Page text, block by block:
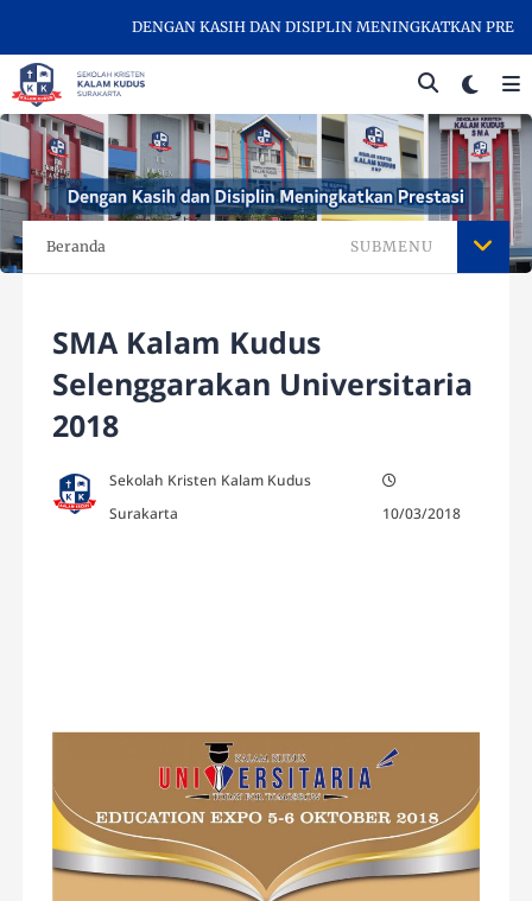
DENGAN KASIH DAN DISIPLIN MENINGKATKAN
Beranda SUBMENU
SMA Kalam Kudus
Selenggarakan Universitaria
2018
Sekolah Kristen Kalam Kudus
Surakarta
10/03/2018